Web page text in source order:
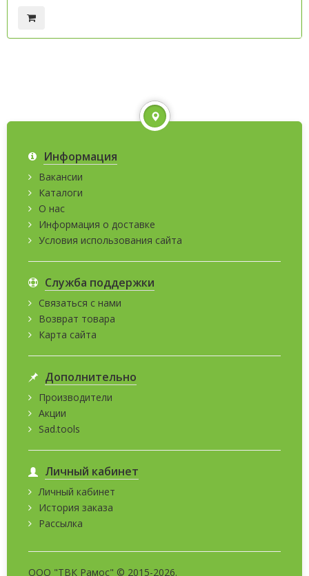
Информация
Вакансии
Каталоги
О нас
Информация о доставке
Условия использования сайта
Служба поддержки
Связаться с нами
Возврат товара
Карта сайта
Дополнительно
Производители
Акции
Sad.tools
Личный кабинет
Личный кабинет
История заказа
Рассылка
ООО "ТВК Рамос" © 2015-2026.